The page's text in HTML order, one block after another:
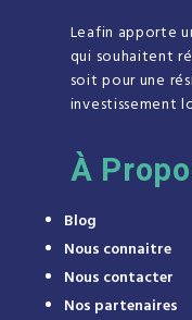
Leafin apporte
qui souhaitent
soit pour une
investissement
À
Blog
Nous connaitre
Nous contacter
Nos partenaires